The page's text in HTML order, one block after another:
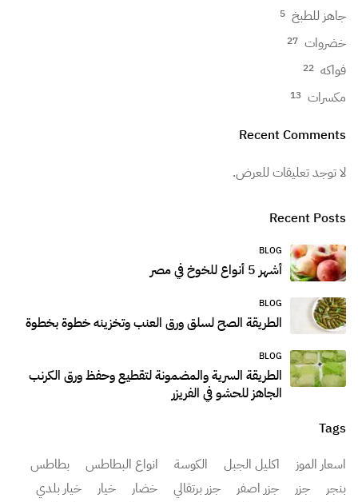
جاهز للطبخ 5
خضروات 27
فواكه 22
مكسرات 13
Recent Comments
لا توجد تعليقات للعرض.
Recent Posts
BLOG
أشهر 5 أنواع للخوخ في مصر
BLOG
الطريقة الصح لسلق ورق العنب وتخزينه خطوة بخطوة
BLOG
الطريقة السرية والمضمونة لتقطيع وحفظ ورق الكرنب
الجاهز للحشو في الفريزر
Tags
اسعار الموز
اكليل الجبل الكوسة انواع البطاطس
بطاطس
بنجر
جزر جزر اصفر جزر برتقالي خضار خيار
خيار بلدي